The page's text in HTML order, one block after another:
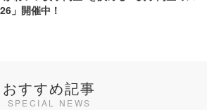
」開催中！
おすすめ記事
SPECIAL NEWS